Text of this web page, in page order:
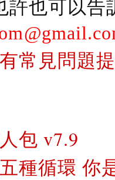
許也可以
常見問題
包 v7.9
種循環 你